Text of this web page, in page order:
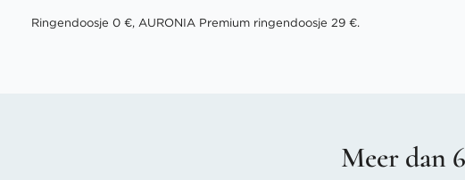
Ringendoosje 0 €, AURONIA Premium ringendoosje 29 €.
Meer dan